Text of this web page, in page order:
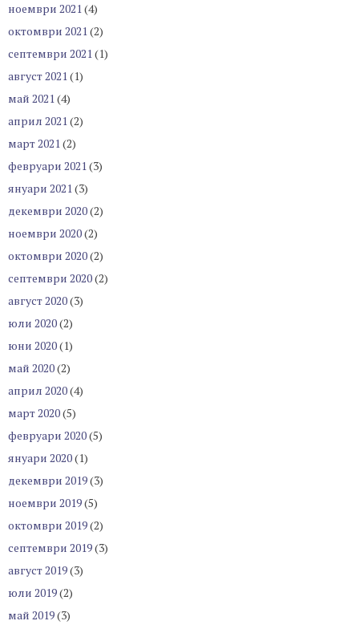
ноември 2021(4)
октомври 2021(2)
септември 2021(1)
август 2021(1)
май 2021(4)
април 2021(2)
март 2021(2)
февруари 2021(3)
януари 2021(3)
декември 2020(2)
ноември 2020(2)
октомври 2020(2)
септември 2020(2)
август 2020(3)
юли 2020(2)
юни 2020(1)
май 2020(2)
април 2020(4)
март 2020(5)
февруари 2020(5)
януари 2020(1)
декември 2019(3)
ноември 2019(5)
октомври 2019(2)
септември 2019(3)
август 2019(3)
юли 2019(2)
май 2019(3)